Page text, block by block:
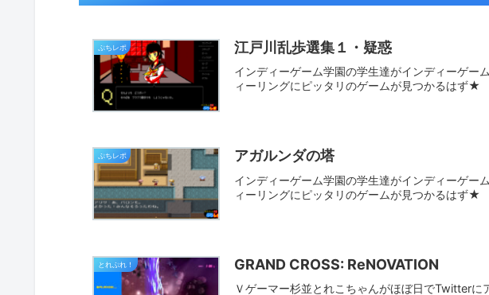
ぷちレポ 江戸川乱歩選集１・疑惑
インディーゲーム学園の学生達がインディーゲー
ィーリングにピッタリのゲームが見つかるはず★
ぷちレポ アガルンダの塔
インディーゲーム学園の学生達がインディーゲー
ィーリングにピッタリのゲームが見つかるはず★
とれぷれ！ GRAND CROSS: ReNOVATION
Ｖゲーマー杉並とれこちゃんがほぼ日でTwitter